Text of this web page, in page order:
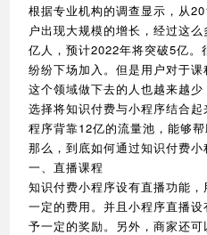
根据专业机构的调查显示，从
户出现大规模的增长，经过这
亿人，预计2022年将突破5亿。
纷纷下场加入。但是用户对于
这个领域做下去的人也越来越
选择将知识付费与小程序结合
程序背靠12亿的流量池，能够帮
那么，到底如何通过知识付费
一、直播课程
知识付费小程序设有直播功能
一定的费用。并且小程序直播
予一定的奖励。另外，商家还